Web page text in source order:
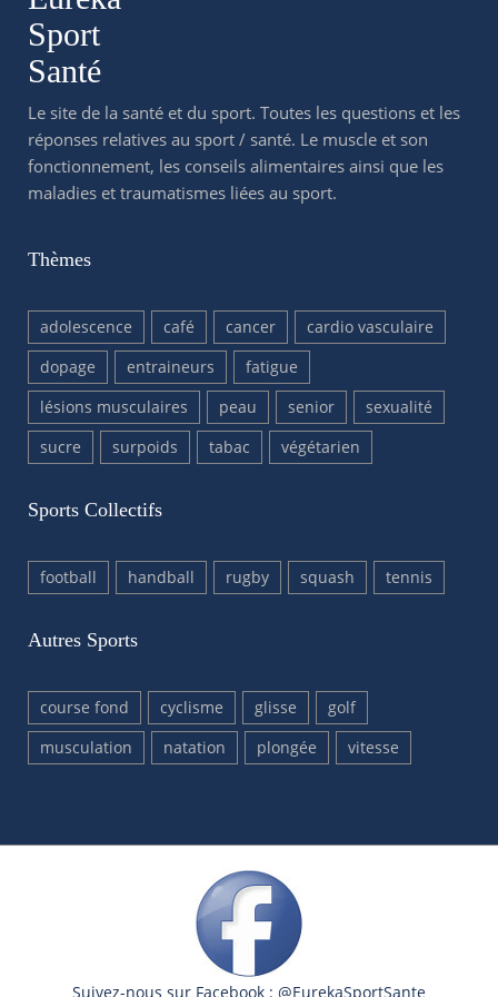
Sport
Santé
Le site de la santé et du sport. Toutes les questions et les
réponses relatives au sport / santé. Le muscle et son
fonctionnement, les conseils alimentaires ainsi que les
maladies et traumatismes liées au sport.
Thèmes
adolescence café cancer
cardio vasculaire
dopage
entraineurs
fatigue
lésions musculaires
peau senior
sexualité
sucre
surpoids tabac végétarien
Sports Collectifs
football handball rugby squash tennis
Autres Sports
course fond cyclisme glisse
golf
musculation
natation plongée vitesse
Suivez-nous sur Facebook : @EurekaSportSante